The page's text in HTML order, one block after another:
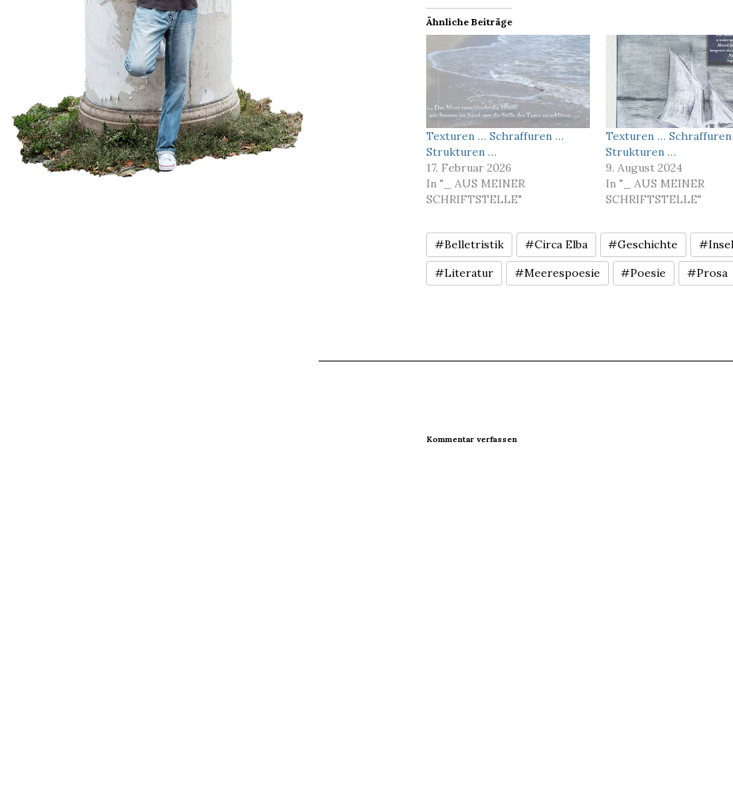
Ähnliche Beiträge
Texturen … Schraffuren …
Strukturen …
17. Februar 2026
In "_ AUS MEINER
SCHRIFTSTELLE"
Texturen …
Strukturen …
9. August 2024
In "_ AUS MEINER
SCHRIFTSTELLE"
#Belletristik #Circa Elba #Geschichte
#Literatur
#Meerespoesie #Poesie #Prosa
Kommentar verfassen